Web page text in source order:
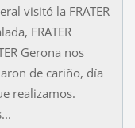
visitó la FRATER
FRATER
Gerona nos
de cariño, día
realizamos.